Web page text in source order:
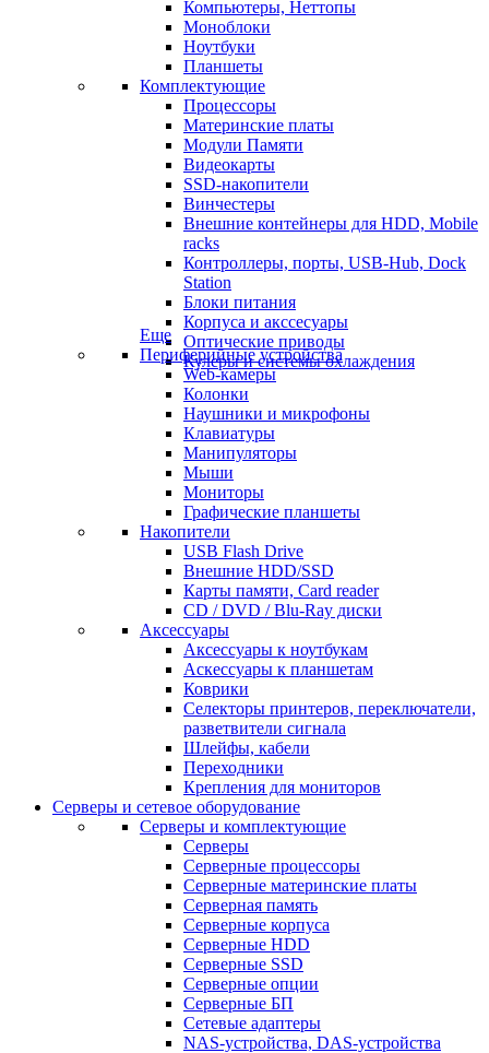
Компьютеры, Неттопы
Моноблоки
Ноутбуки
Планшеты
Комплектующие
Процессоры
Материнские платы
Модули Памяти
Видеокарты
SSD-накопители
Винчестеры
Внешние контейнеры для HDD, Mobile
racks
Контроллеры, порты, USB-Hub, Dock
Station
Блоки питания
Корпуса и акссесуары
Оптические приводы
Кулеры и системы охлаждения
Еще
Периферийные устройства
Web-камеры
Колонки
Наушники и микрофоны
Клавиатуры
Манипуляторы
Мыши
Мониторы
Графические планшеты
Накопители
USB Flash Drive
Внешние HDD/SSD
Карты памяти, Card reader
CD / DVD / Blu-Ray диски
Аксессуары
Аксессуары к ноутбукам
Аскессуары к планшетам
Коврики
Селекторы принтеров, переключатели,
разветвители сигнала
Шлейфы, кабели
Переходники
Крепления для мониторов
Серверы и сетевое оборудование
Серверы и комплектующие
Серверы
Серверные процессоры
Серверные материнские платы
Серверная память
Серверные корпуса
Серверные HDD
Серверные SSD
Серверные опции
Серверные БП
Сетевые адаптеры
NAS-устройства, DAS-устройства